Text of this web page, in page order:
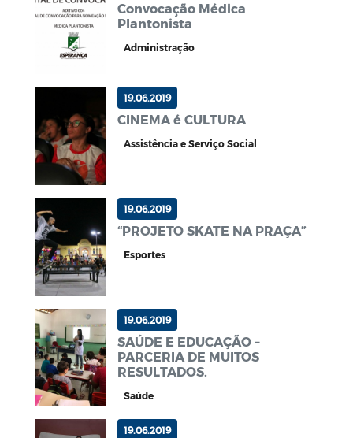
Convocação Médica
Plantonista
Administração
19.06.2019
CINEMA é CULTURA
Assistência e Serviço Social
19.06.2019
“PROJETO SKATE NA PRAÇA”
Esportes
19.06.2019
SAÚDE E EDUCAÇÃO –
PARCERIA DE MUITOS
RESULTADOS.
Saúde
19.06.2019